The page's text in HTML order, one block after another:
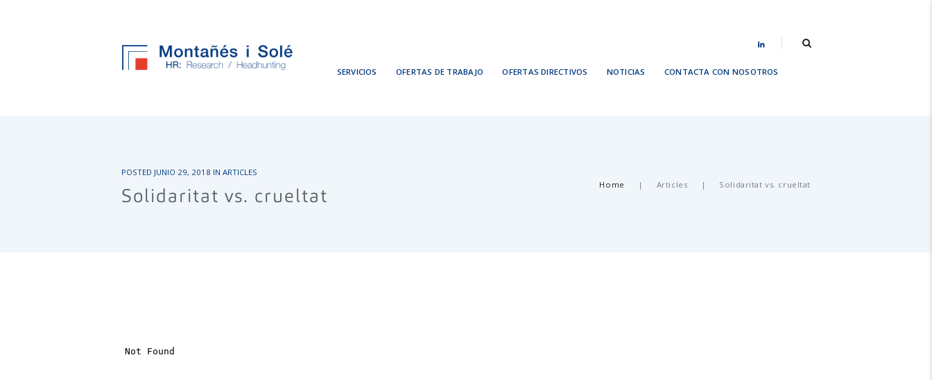
SERVICIOS OFERTAS DE TRABAJO OFERTAS DIRECTIVOS NOTICIAS CONTACTA CON NOSOTROS
POSTED JUNIO 29, 2018 IN ARTICLES
Solidaritat vs. crueltat
Home Articles Solidaritat vs. crueltat